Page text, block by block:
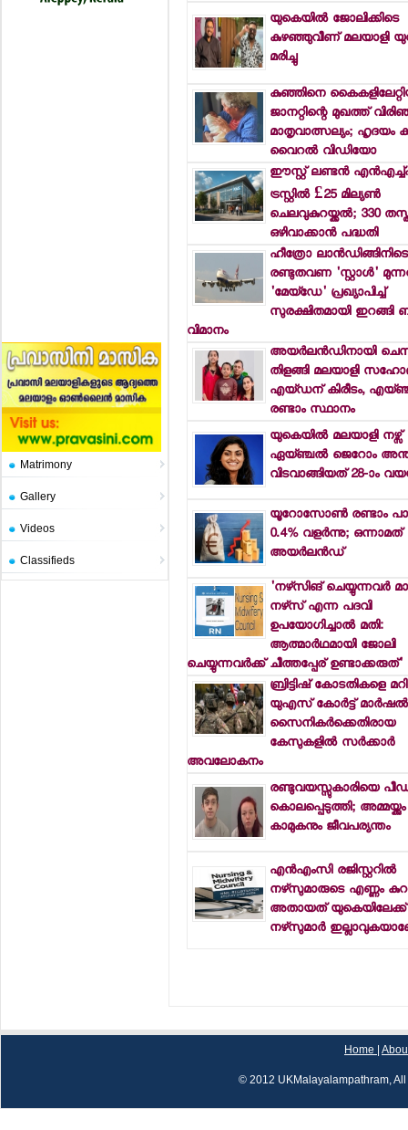
Matrimony
Gallery
Videos
Classifieds
യുകെയില്‍ ജോലിക്കിടെ
കുഴഞ്ഞുവീണ് മലയാളി
മരിച്ചു
കുഞ്ഞിനെ
ജാനറ്റിന്റെ മുഖത്ത്
മാതൃവാത്സല്യം; ഹൃദയം
വൈറല്‍ വിഡിയോ
ഈസ്റ്റ് ലണ്ടന്‍
ട്രസ്റ്റില്‍ £25 മില്യണ്‍
ചെലവുകുറയ്ക്കല്‍; 330
ഒഴിവാക്കാന്‍ പദ്ധതി
ഹീത്രോ ലാന്‍ഡിങ്ങിനിടെ
രണ്ടുതവണ 'സ്റ്റാള്‍'
'മേയ്ഡേ' പ്രഖ്യാപിച്ച്
സുരക്ഷിതമായി ഇറങ്ങി
വിമാനം
അയര്‍ലന്‍ഡിനായി
തിളങ്ങി മലയാളി
എയ്ഡന് കിരീടം,
രണ്ടാം സ്ഥാനം
യുകെയില്‍ മലയാളി നഴ്സ്
ഏയ്ഞ്ചല്‍ ജെറോം
വിടവാങ്ങിയത് 28-ാം
യൂറോസോണ്‍ രണ്ടാം
0.4% വളര്‍ന്നു; ഒന്നാമത്
അയര്‍ലന്‍ഡ്
'നഴ്‌സിങ് ചെയ്യുന്നവര്‍
നഴ്‌സ് എന്ന പദവി
ഉപയോഗിച്ചാല്‍ മതി:
ആത്മാര്‍ഥമായി ജോലി
ചെയ്യുന്നവര്‍ക്ക് ചീത്തപ്പേര് ഉണ്ടാക്കരുത്'
ബ്രിട്ടിഷ് കോടതികളെ
യുഎസ് കോര്‍ട്ട്
സൈനികര്‍ക്കെതിരായ
കേസുകളില്‍ സര്‍ക്കാര്‍
അവലോകനം
രണ്ടുവയസ്സുകാരിയെ
കൊലപ്പെടുത്തി; അമ്മയ്ക്കും
കാമുകനും ജീവപര്യന്തം
എന്‍എംസി രജിസ്റ്ററില്‍
നഴ്‌സുമാരുടെ എണ്ണം
അതായത്
നഴ്‌സുമാര്‍
Home
© 2012 UKMalayalampathram,